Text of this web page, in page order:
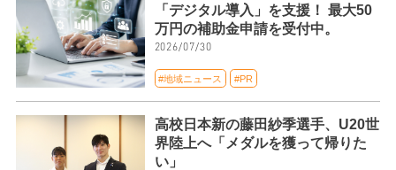
「デジタル導入」を支援！ 最大50
万円の補助金申請を受付中。
2026/07/30
#地域ニュース #PR
高校日本新の藤田紗季選手、U20世
界陸上へ「メダルを獲って帰りた
い」